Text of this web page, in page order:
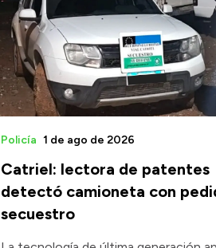
Catriel: lectora de patentes
detectó camioneta con
secuestro
Policía 1 de ago de 2026